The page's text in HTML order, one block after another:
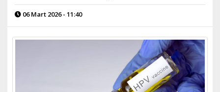
06 Mart 2026 - 11:40